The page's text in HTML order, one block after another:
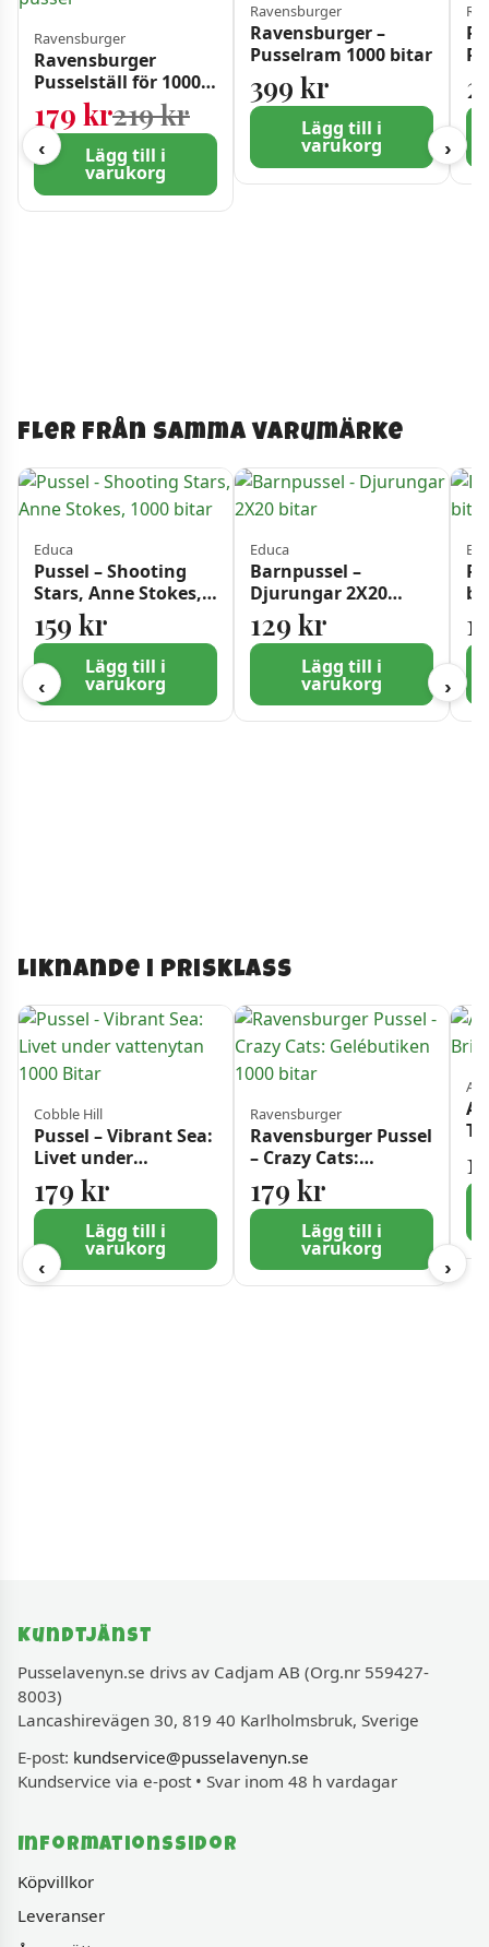
‹
Ravensburger
Ravensburger
Pusselställ för 1000-
bitars pussel219krDet ursprungliga
179 kr Det nuvarande priset
Lägg till i
varukorg
Ravensburger
Ravensburger –
Pusselram 1000 bitar
399 kr
Lägg till i
varukorg ›
Fler från samma varumärke
‹
Educa
Pussel – Shooting
Stars, Anne Stokes,
1000 bitar
159 kr
Lägg till i
varukorg
Educa
Barnpussel –
Djurungar 2X20
bitar
129 kr
Lägg till i
varukorg ›
Liknande i prisklass
‹
Cobble Hill
Pussel – Vibrant Sea:
Livet under
vattenytan 1000
Bitar
179 kr
Lägg till i
varukorg
Ravensburger
Ravensburger Pussel
– Crazy Cats:
Gelébutiken 1000
bitar
179 kr
Lägg till i
varukorg
›
Kundtjänst
Pusselavenyn.se drivs av Cadjam AB (Org.nr 559427-
8003)
Lancashirevägen 30, 819 40 Karlholmsbruk, Sverige
E-post: kundservice@pusselavenyn.se
Kundservice via e-post • Svar inom 48 h vardagar
Informationssidor
Köpvillkor
Leveranser